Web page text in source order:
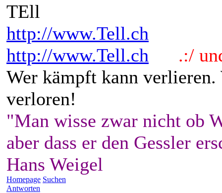
TEll
http://www.Tell.ch
http://www.Tell.ch
.:/
Wer kämpft kann
verloren!
"Man wisse zwar nicht ob
aber dass er den Gessler
Hans Weigel
Homepage Suchen
Antworten